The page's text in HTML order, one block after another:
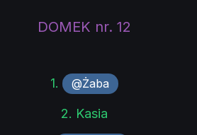
DOMEK nr. 12
1. @Żaba
2. Kasia